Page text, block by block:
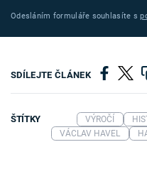
Odesláním formuláře souhlasíte s
SDÍLEJTE ČLÁNEK
ŠTÍTKY VÝROČÍ
VÁCLAV HAVEL